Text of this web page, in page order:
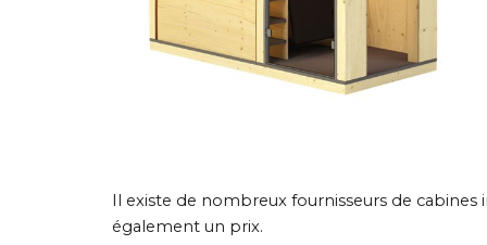
Il existe de nombreux fournisseurs de
également un prix.